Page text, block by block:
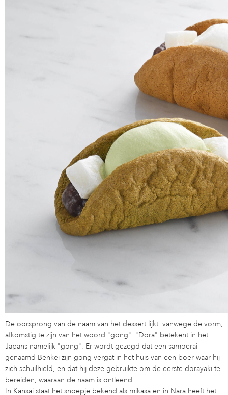
De oorsprong van de naam van het dessert lijkt, vanwege de vorm,
afkomstig te zijn van het woord "gong". "Dora" betekent in het
Japans namelijk "gong". Er wordt gezegd dat een samoerai
genaamd Benkei zijn gong vergat in het huis van een boer waar hij
zich schuilhield, en dat hij deze gebruikte om de eerste dorayaki te
bereiden, waaraan de naam is ontleend.
In Kansai staat het snoepje bekend als mikasa en in Nara heeft het